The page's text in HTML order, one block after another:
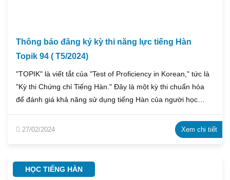
Thông báo đăng ký kỳ thi năng lực tiếng Hàn
Topik 94 ( T5/2024)
"TOPIK" là viết tắt của "Test of Proficiency in Korean," tức là
"Kỳ thi Chứng chỉ Tiếng Hàn." Đây là một kỳ thi chuẩn hóa
để đánh giá khả năng sử dụng tiếng Hàn của người học
tổ chức bởi Hiệp hội Ngôn ngữ Hàn Quốc (한국어능력시험 -
Hangugeo Nengryeok Siheom), và có cấp độ từ 1 đến 6.
27/02/2024 Xem chi tiết
HỌC TIẾNG HÀN